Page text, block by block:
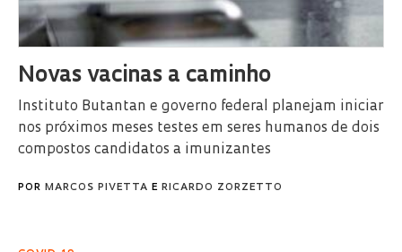
Novas vacinas a caminho
Instituto Butantan e governo federal planejam iniciar
nos próximos meses testes em seres humanos de dois
compostos candidatos a imunizantes
POR MARCOS PIVETTA E RICARDO ZORZETTO